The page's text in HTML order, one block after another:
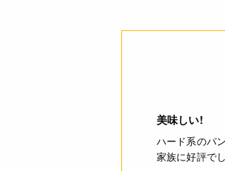
美味しい!
ハード系のパ
家族に好評でし